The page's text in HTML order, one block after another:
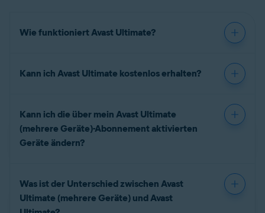
Wie funktioniert Avast Ultimate?
Kann ich Avast Ultimate kostenlos erhalten?
Kann ich die über mein Avast Ultimate
(mehrere Geräte)-Abonnement aktivierten
Geräte ändern?
Was ist der Unterschied zwischen Avast
Ultimate (mehrere Geräte) und Avast